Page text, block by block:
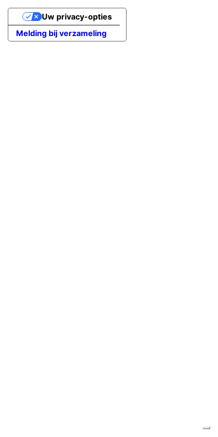
Melding bij verzameling
Uw privacy-opties